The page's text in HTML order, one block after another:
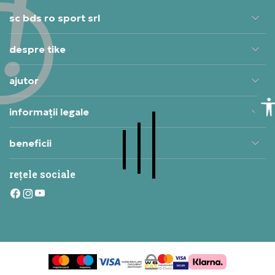
sc bds ro sport srl
despre tike
ajutor
informații legale
beneficii
rețele sociale